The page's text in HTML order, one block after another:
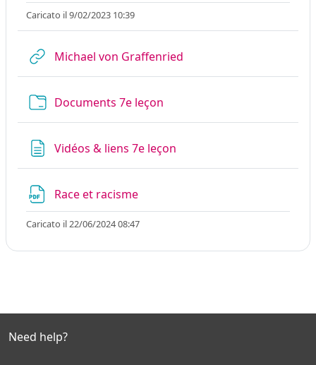
Caricato il 9/02/2023 10:39
Michael von Graffenried
Documents 7e leçon
Vidéos & liens 7e leçon
Race et racisme
Caricato il 22/06/2024 08:47
Need help?